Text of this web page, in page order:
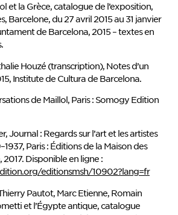
et la Grèce, catalogue de l’exposition,
Barcelone, du 27 avril 2015 au 31 janvier
de Barcelona, 2015 – textes en
Houzé (transcription), Notes d’un
Institute de Cultura de Barcelona.
de Maillol, Paris : Somogy Edition
Journal : Regards sur l’art et les artistes
Paris : Éditions de la Maison des
2017. Disponible en ligne :
editionsmsh/10902?lang=fr
Pautot, Marc Etienne, Romain
et l’Égypte antique, catalogue